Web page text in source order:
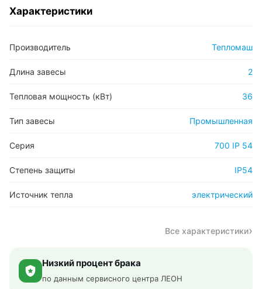
Характеристики
Производитель Тепломаш
Длина завесы 2
Тепловая мощность (кВт) 36
Тип завесы Промышленная
Серия 700 IP 54
Степень защиты IP54
Источник тепла электрический
Все характеристики
Низкий процент брака
по данным сервисного центра ЛЕОН